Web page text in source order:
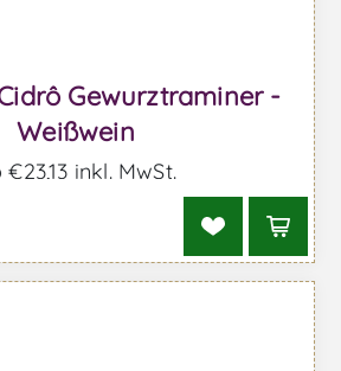
Gewurztraminer -
Weißwein
€23,13 inkl. MwSt.